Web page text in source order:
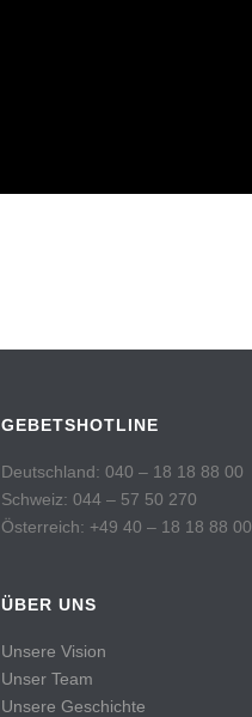
GEBETSHOTLINE
Deutschland: 040 – 18 18 88 00
Schweiz: 044 – 57 50 270
Österreich: +49 40 – 18 18 88 00
ÜBER UNS
Unsere Vision
Unser Team
Unsere Geschichte